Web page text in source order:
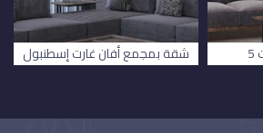
شقة بمجمع أفان غارت إسطنبول